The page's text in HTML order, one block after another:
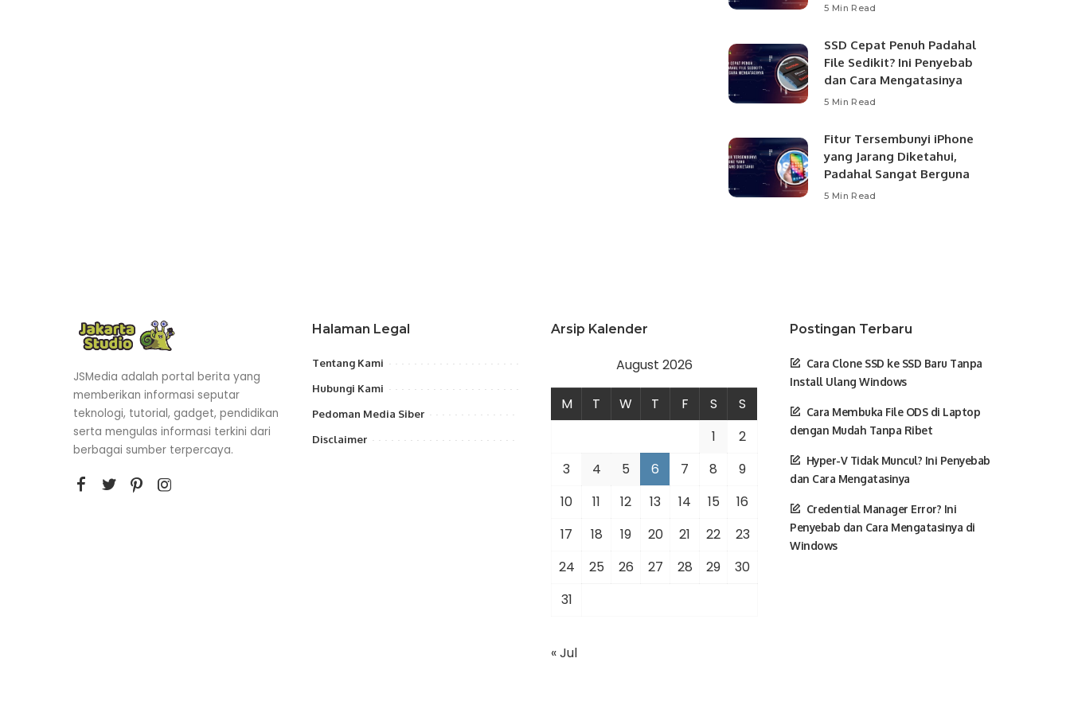
5 Min Read
SSD Cepat Penuh Padahal
File Sedikit? Ini Penyebab
dan Cara Mengatasinya
5 Min Read
Fitur Tersembunyi iPhone
yang Jarang Diketahui,
Padahal Sangat Berguna
5 Min Read
JSMedia adalah portal berita yang
memberikan informasi seputar
teknologi, tutorial, gadget, pendidikan
serta mengulas informasi terkini dari
berbagai sumber terpercaya.
Halaman Legal
Tentang Kami
Hubungi Kami
Pedoman Media Siber
Disclaimer
Arsip Kalender
August 2026
M T W T F S
S
1
2
3
4 5 6 7 8
9
10
11 12 13 14 15
16
17
18 19 20 21 22
23
24
25 26 27 28 29
30
31
« Jul
Postingan Terbaru
Cara Clone SSD ke SSD Baru Tanpa
Install Ulang Windows
Cara Membuka File ODS di Laptop
dengan Mudah Tanpa Ribet
Hyper-V Tidak Muncul? Ini Penyebab
dan Cara Mengatasinya
Credential Manager Error? Ini
Penyebab dan Cara Mengatasinya di
Windows